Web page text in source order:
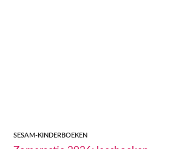
SESAM-KINDERBOEKEN